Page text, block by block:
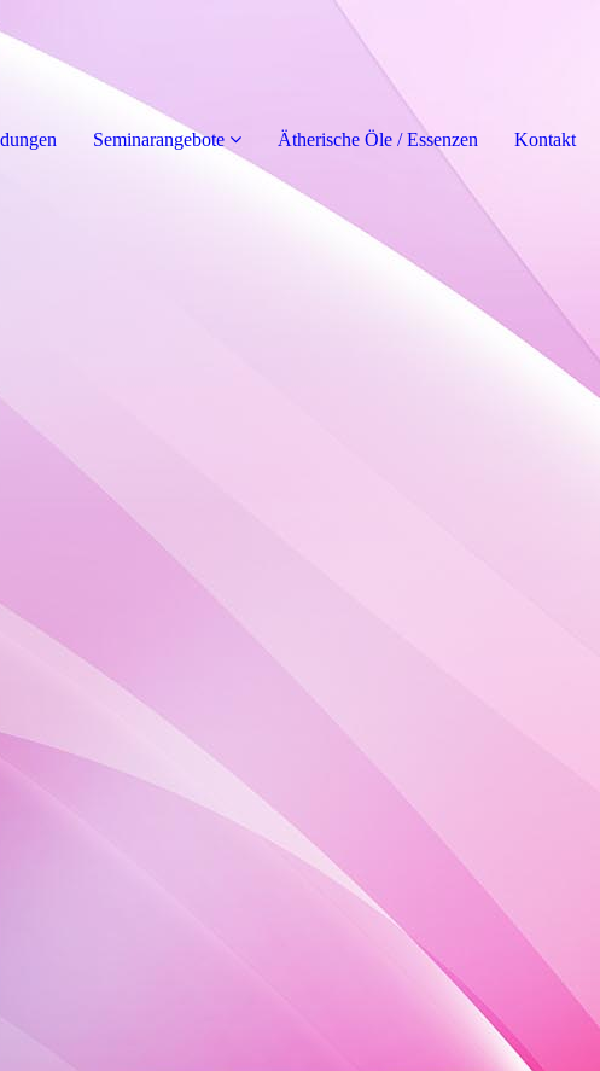
Seminarangebote Ätherische Öle / Essenzen Kontakt